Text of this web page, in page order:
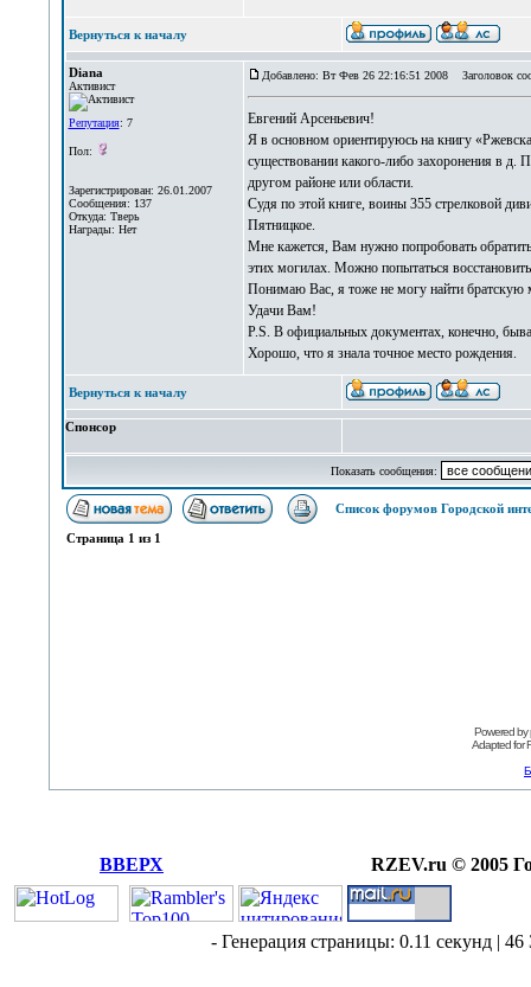
Вернуться к началу
Diana
Активист
Репутация: 7
Пол:
Зарегистрирован: 26.01.2007
Сообщения: 137
Откуда: Тверь
Награды: Нет
Добавлено: Вт Фев 26 22:16:51 2008 Заголовок
Евгений Арсеньевич!
Я в основном ориентируюсь на книгу
существовании какого-либо захоронения в
другом районе или области.
Судя по этой книге, воины 355 стрелковой
Пятницкое.
Мне кажется, Вам нужно попробовать
этих могилах. Можно попытаться
Понимаю Вас, я тоже не могу найти братскую
Удачи Вам!
P.S. В официальных документах, конечно,
Хорошо, что я знала точное место рождения.
Вернуться к началу
Спонсор
Показать сообщения:
Список форумов Городской
Страница 1 из 1
Powered by
Adapted for
ВВЕРХ RZEV.ru © 2005
- Генерация страницы: 0.11 секунд |